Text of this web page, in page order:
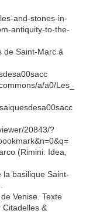
and-stones-in-
antiquity-to-the-
de Saint-Marc à
a/a0/Les_
20843/?
(Rimini: Idea,
la basilique Saint-
Venise. Texte
&